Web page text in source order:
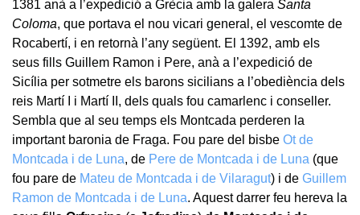
1381 anà a l’expedició a Grècia amb la galera Santa
Coloma, que portava el nou vicari general, el vescomte de
Rocabertí, i en retornà l’any següent. El 1392, amb els
seus fills Guillem Ramon i Pere, anà a l’expedició de
Sicília per sotmetre els barons sicilians a l’obediència dels
reis Martí I i Martí II, dels quals fou camarlenc i conseller.
Sembla que al seu temps els Montcada perderen la
important baronia de Fraga. Fou pare del bisbe Ot de
Montcada i de Luna, de Pere de Montcada i de Luna (que
fou pare de Mateu de Montcada i de Vilaragut) i de Guillem
Ramon de Montcada i de Luna. Aquest darrer feu hereva la